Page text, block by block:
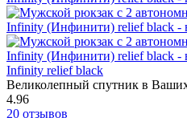
Infinity relief black
Великолепный спутник в
4.96
20 отзывов